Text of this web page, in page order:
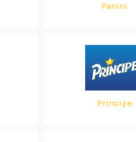
Panini
Principe